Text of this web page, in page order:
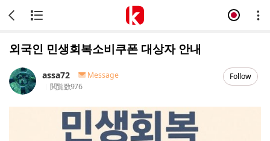
외국인 민생회복소비쿠폰 대상자 안내
assa72
Message
閲覧数976
Follow